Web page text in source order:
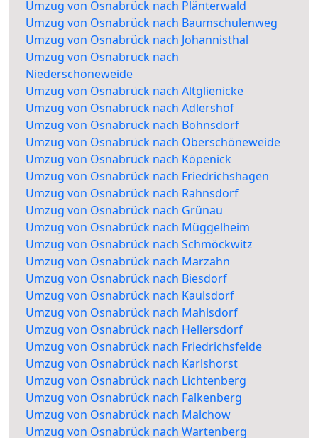
Umzug von Osnabrück nach Plänterwald
Umzug von Osnabrück nach Baumschulenweg
Umzug von Osnabrück nach Johannisthal
Umzug von Osnabrück nach
Niederschöneweide
Umzug von Osnabrück nach Altglienicke
Umzug von Osnabrück nach Adlershof
Umzug von Osnabrück nach Bohnsdorf
Umzug von Osnabrück nach Oberschöneweide
Umzug von Osnabrück nach Köpenick
Umzug von Osnabrück nach Friedrichshagen
Umzug von Osnabrück nach Rahnsdorf
Umzug von Osnabrück nach Grünau
Umzug von Osnabrück nach Müggelheim
Umzug von Osnabrück nach Schmöckwitz
Umzug von Osnabrück nach Marzahn
Umzug von Osnabrück nach Biesdorf
Umzug von Osnabrück nach Kaulsdorf
Umzug von Osnabrück nach Mahlsdorf
Umzug von Osnabrück nach Hellersdorf
Umzug von Osnabrück nach Friedrichsfelde
Umzug von Osnabrück nach Karlshorst
Umzug von Osnabrück nach Lichtenberg
Umzug von Osnabrück nach Falkenberg
Umzug von Osnabrück nach Malchow
Umzug von Osnabrück nach Wartenberg